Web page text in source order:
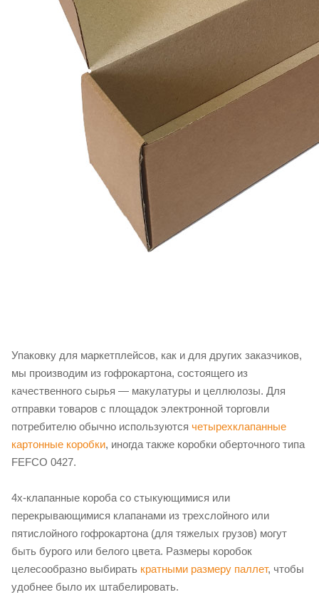
Упаковку для маркетплейсов, как и для других заказчиков,
мы производим из гофрокартона, состоящего из
качественного сырья — макулатуры и целлюлозы. Для
отправки товаров с площадок электронной торговли
потребителю обычно используются четырехклапанные
картонные коробки, иногда также коробки оберточного типа
FEFCO 0427.
4х-клапанные короба со стыкующимися или
перекрывающимися клапанами из трехслойного или
пятислойного гофрокартона (для тяжелых грузов) могут
быть бурого или белого цвета. Размеры коробок
целесообразно выбирать кратными размеру паллет, чтобы
удобнее было их штабелировать.